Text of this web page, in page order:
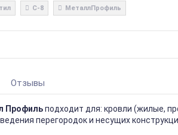
С-8 МеталлПрофиль
Отзывы
Профильподходит для: кровли (жилые,
перегородок и несущих